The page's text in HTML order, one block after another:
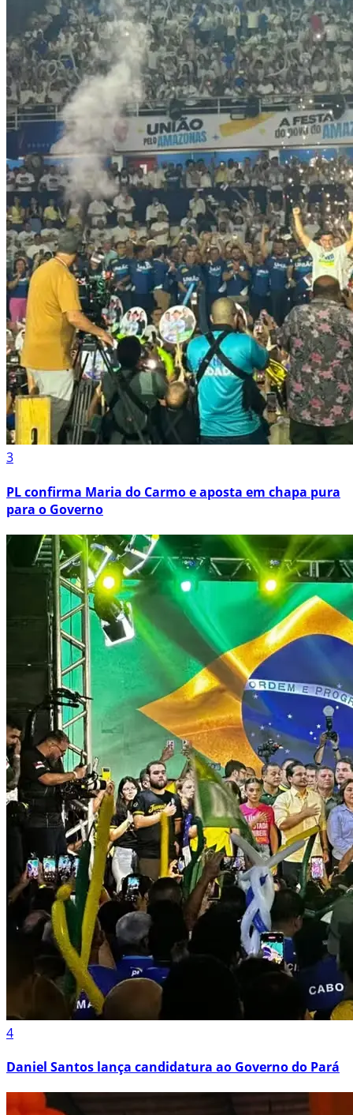
3
PL confirma Maria do Carmo e aposta em chapa pura
para o Governo
4
Daniel Santos lança candidatura ao Governo do Pará